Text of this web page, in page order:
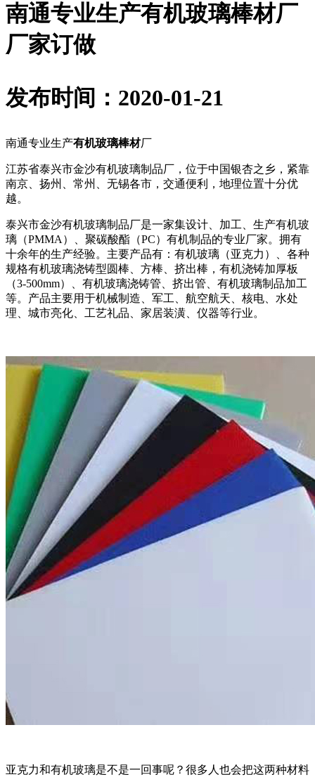
南通专业生产有机玻璃棒材厂
厂家订做
发布时间：2020-01-21
南通专业生产有机玻璃棒材厂
江苏省泰兴市金沙有机玻璃制品厂，位于中国银杏之乡，紧靠
南京、扬州、常州、无锡各市，交通便利，地理位置十分优
越。
泰兴市金沙有机玻璃制品厂是一家集设计、加工、生产有机玻
璃（PMMA）、聚碳酸酯（PC）有机制品的专业厂家。拥有
十余年的生产经验。主要产品有：有机玻璃（亚克力）、各种
规格有机玻璃浇铸型圆棒、方棒、挤出棒，有机浇铸加厚板
（3-500mm）、有机玻璃浇铸管、挤出管、有机玻璃制品加工
等。产品主要用于机械制造、军工、航空航天、核电、水处
理、城市亮化、工艺礼品、家居装潢、仪器等行业。
亚克力和有机玻璃是不是一回事呢？很多人也会把这两种材料